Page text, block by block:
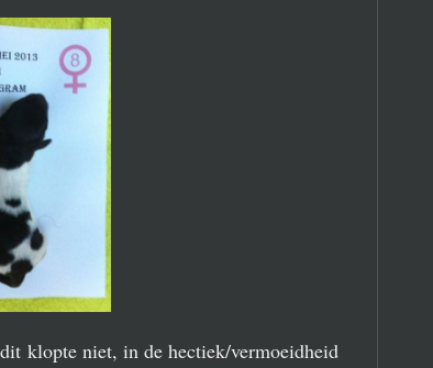
klopte niet, in de hectiek/vermoeidheid